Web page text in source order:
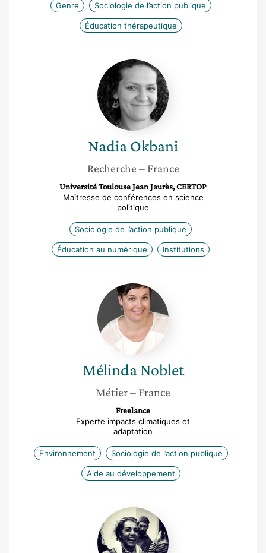
Genre Sociologie de l’action publique
Éducation thérapeutique
Nadia
Okbani
NadiaOkbani
Recherche – France
Université Toulouse Jean Jaurès, CERTOP
Maîtresse de conférences en science
politique
Sociologie de l’action publique
Éducation au numérique Institutions
Mélinda
Noblet
Mélinda Noblet
Métier– France
Freelance
Experte impacts climatiques et
adaptation
Environnement Sociologie de l’action publique
Aide au développement
Ahlam
Benlemselmi